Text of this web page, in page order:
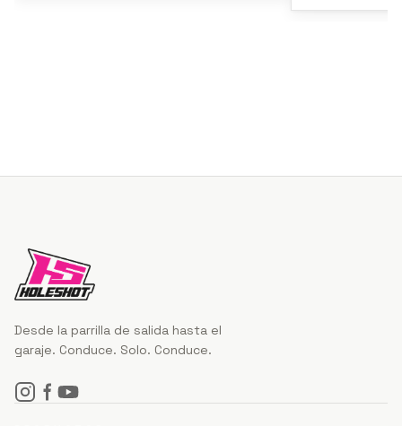
Desde la parrilla de salida hasta el
garaje. Conduce. Solo. Conduce.